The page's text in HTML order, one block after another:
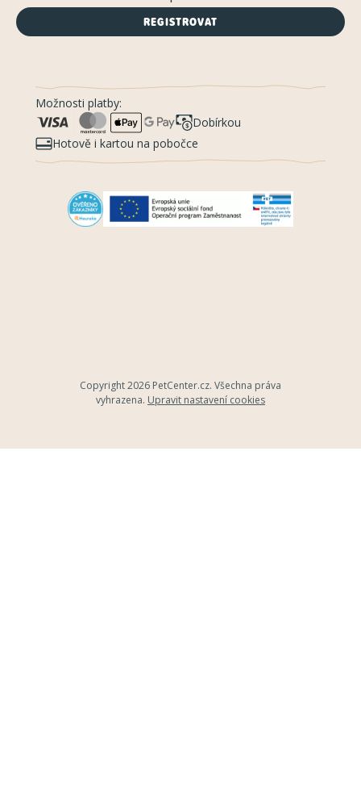
REGISTROVAT
Možnosti platby:
Dobírkou
Hotově i kartou na pobočce
Copyright 2026 PetCenter.cz. Všechna práva
vyhrazena. Upravit nastavení cookies